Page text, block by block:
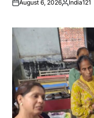
August 6, 2026Posted
India121